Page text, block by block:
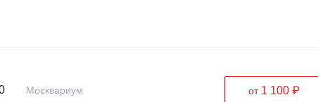
Москвариум от 1 100 ₽